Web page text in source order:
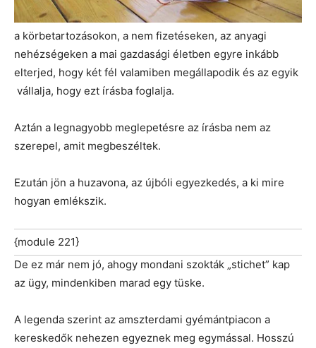
a körbetartozásokon, a nem fizetéseken, az anyagi
nehézségeken a mai gazdasági életben egyre inkább
elterjed, hogy két fél valamiben megállapodik és az egyik
vállalja, hogy ezt írásba foglalja.
Aztán a legnagyobb meglepetésre az írásba nem az
szerepel, amit megbeszéltek.
Ezután jön a huzavona, az újbóli egyezkedés, a ki mire
hogyan emlékszik.
{module 221}
De ez már nem jó, ahogy mondani szokták „stichet” kap
az ügy, mindenkiben marad egy tüske.
A legenda szerint az amszterdami gyémántpiacon a
kereskedők nehezen egyeznek meg egymással. Hosszú